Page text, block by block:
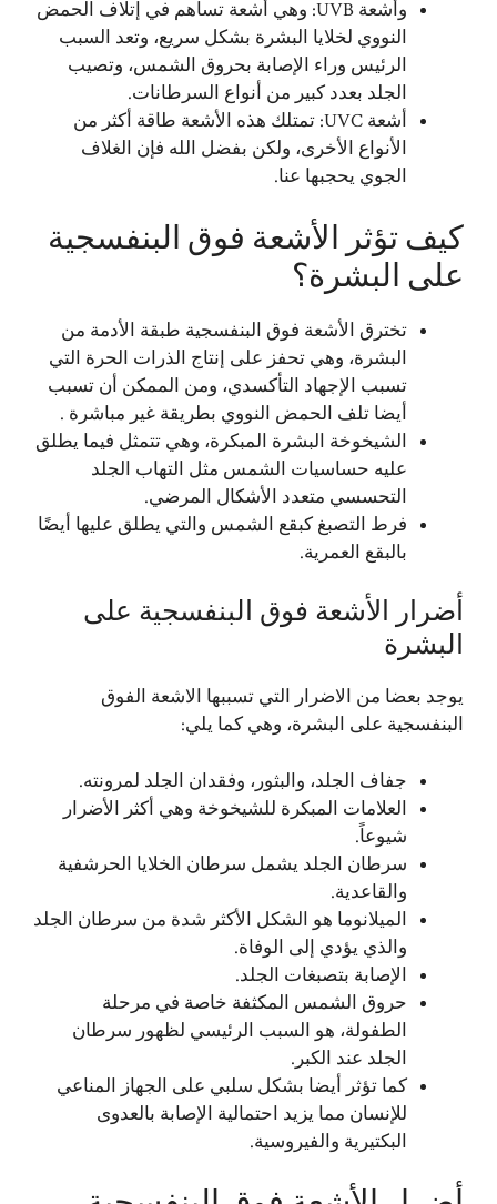
وأشعة UVB: وهي أشعة تساهم في إتلاف الحمض
النووي لخلايا البشرة بشكل سريع، وتعد السبب
الرئيس وراء الإصابة بحروق الشمس، وتصيب
الجلد بعدد كبير من أنواع السرطانات.
أشعة UVC: تمتلك هذه الأشعة طاقة أكثر من
الأنواع الأخرى، ولكن بفضل الله فإن الغلاف
الجوي يحجبها عنا.
كيف تؤثر الأشعة فوق البنفسجية
على البشرة؟
تخترق الأشعة فوق البنفسجية طبقة الأدمة من
البشرة، وهي تحفز على إنتاج الذرات الحرة التي
تسبب الإجهاد التأكسدي، ومن الممكن أن تسبب
أيضا تلف الحمض النووي بطريقة غير مباشرة .
الشيخوخة البشرة المبكرة، وهي تتمثل فيما يطلق
عليه حساسيات الشمس مثل التهاب الجلد
التحسسي متعدد الأشكال المرضي.
فرط التصبغ كبقع الشمس والتي يطلق عليها أيضًا
بالبقع العمرية.
أضرار الأشعة فوق البنفسجية على
البشرة
يوجد بعضا من الاضرار التي تسببها الاشعة الفوق
البنفسجية على البشرة، وهي كما يلي:
جفاف الجلد، والبثور، وفقدان الجلد لمرونته.
العلامات المبكرة للشيخوخة وهي أكثر الأضرار
شيوعاً.
سرطان الجلد يشمل سرطان الخلايا الحرشفية
والقاعدية.
الميلانوما هو الشكل الأكثر شدة من سرطان الجلد
والذي يؤدي إلى الوفاة.
الإصابة بتصبغات الجلد.
حروق الشمس المكثفة خاصة في مرحلة
الطفولة، هو السبب الرئيسي لظهور سرطان
الجلد عند الكبر.
كما تؤثر أيضا بشكل سلبي على الجهاز المناعي
للإنسان مما يزيد احتمالية الإصابة بالعدوى
البكتيرية والفيروسية.